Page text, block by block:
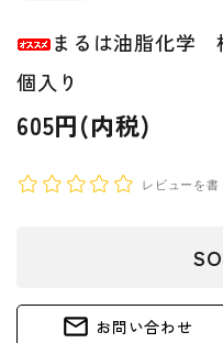
ようこそ ゲスト 様
まるは油脂化学
個入り
605円(内税)
レビューを書
mail_outline お問い合わせ